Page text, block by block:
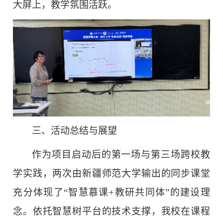
大屏上，教学氛围活跃。
三、活动总结与展望
作为项目启动后的第一场与第三场跨校教
学实践，两次由新疆师范大学输出的同步课堂
充分体现了“智慧慕课+教研共同体”的建设理
念。依托智慧树平台的技术支撑，我校在课程